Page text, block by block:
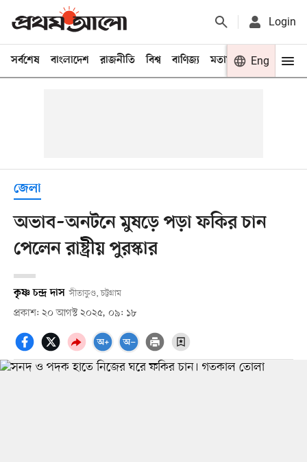
Login
সর্বশেষ বাংলাদেশ রাজনীতি বিশ্ব বাণিজ্য মতামত খেলা
Eng
জেলা
অভাব–অনটনে মুষড়ে পড়া ফকির চান
পেলেন রাষ্ট্রীয় পুরস্কার
কৃষ্ণ চন্দ্র দাস সীতাকুণ্ড, চট্টগ্রাম
প্রকাশ: ২০ আগস্ট ২০২৫, ০৯: ১৮